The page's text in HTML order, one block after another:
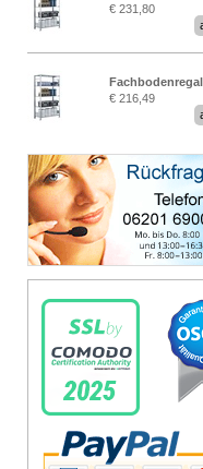
Stecksystem
€ 231,80
Fachbodenregal
Stecksystem
€ 216,49